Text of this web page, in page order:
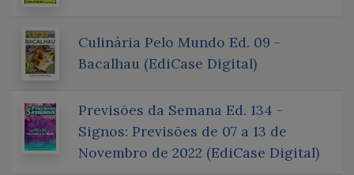
Culinária Pelo Mundo Ed. 09 -
Bacalhau (EdiCase Digital)
Previsões da Semana Ed. 134 -
Signos: Previsões de 07 a 13 de
Novembro de 2022 (EdiCase Digital)